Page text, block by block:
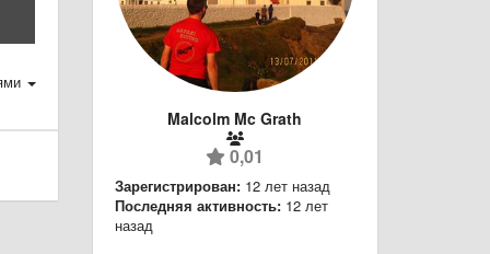
Malcolm Mc Grath
0,01
Зарегистрирован: 12 лет назад
Последняя активность: 12 лет
назад